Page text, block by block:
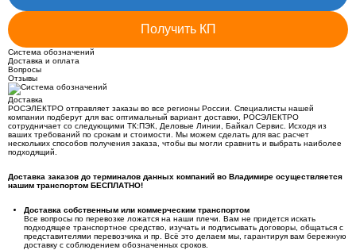
Получить КП
Система обозначений
Доставка и оплата
Вопросы
Отзывы
Доставка
РОСЭЛЕКТРО отправляет заказы во все регионы России. Специалисты нашей
компании подберут для вас оптимальный вариант доставки, РОСЭЛЕКТРО
сотрудничает со следующими ТК:ПЭК, Деловые Линии, Байкал Сервис. Исходя из
ваших требований по срокам и стоимости. Мы можем сделать для вас расчет
нескольких способов получения заказа, чтобы вы могли сравнить и выбрать наиболее
подходящий.
Доставка заказов до терминалов данных компаний во Владимире осуществляется
нашим транспортом БЕСПЛАТНО!
Доставка собственным или коммерческим транспортом
Все вопросы по перевозке ложатся на наши плечи. Вам не придется искать
подходящее транспортное средство, изучать и подписывать договоры, общаться с
представителями перевозчика и пр. Всё это делаем мы, гарантируя вам бережную
доставку с соблюдением обозначенных сроков.